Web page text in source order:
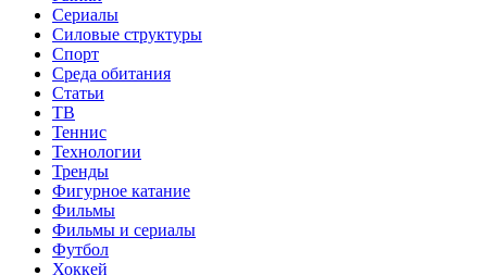
Сериалы
Силовые структуры
Спорт
Среда обитания
Статьи
ТВ
Теннис
Технологии
Тренды
Фигурное катание
Фильмы
Фильмы и сериалы
Футбол
Хоккей